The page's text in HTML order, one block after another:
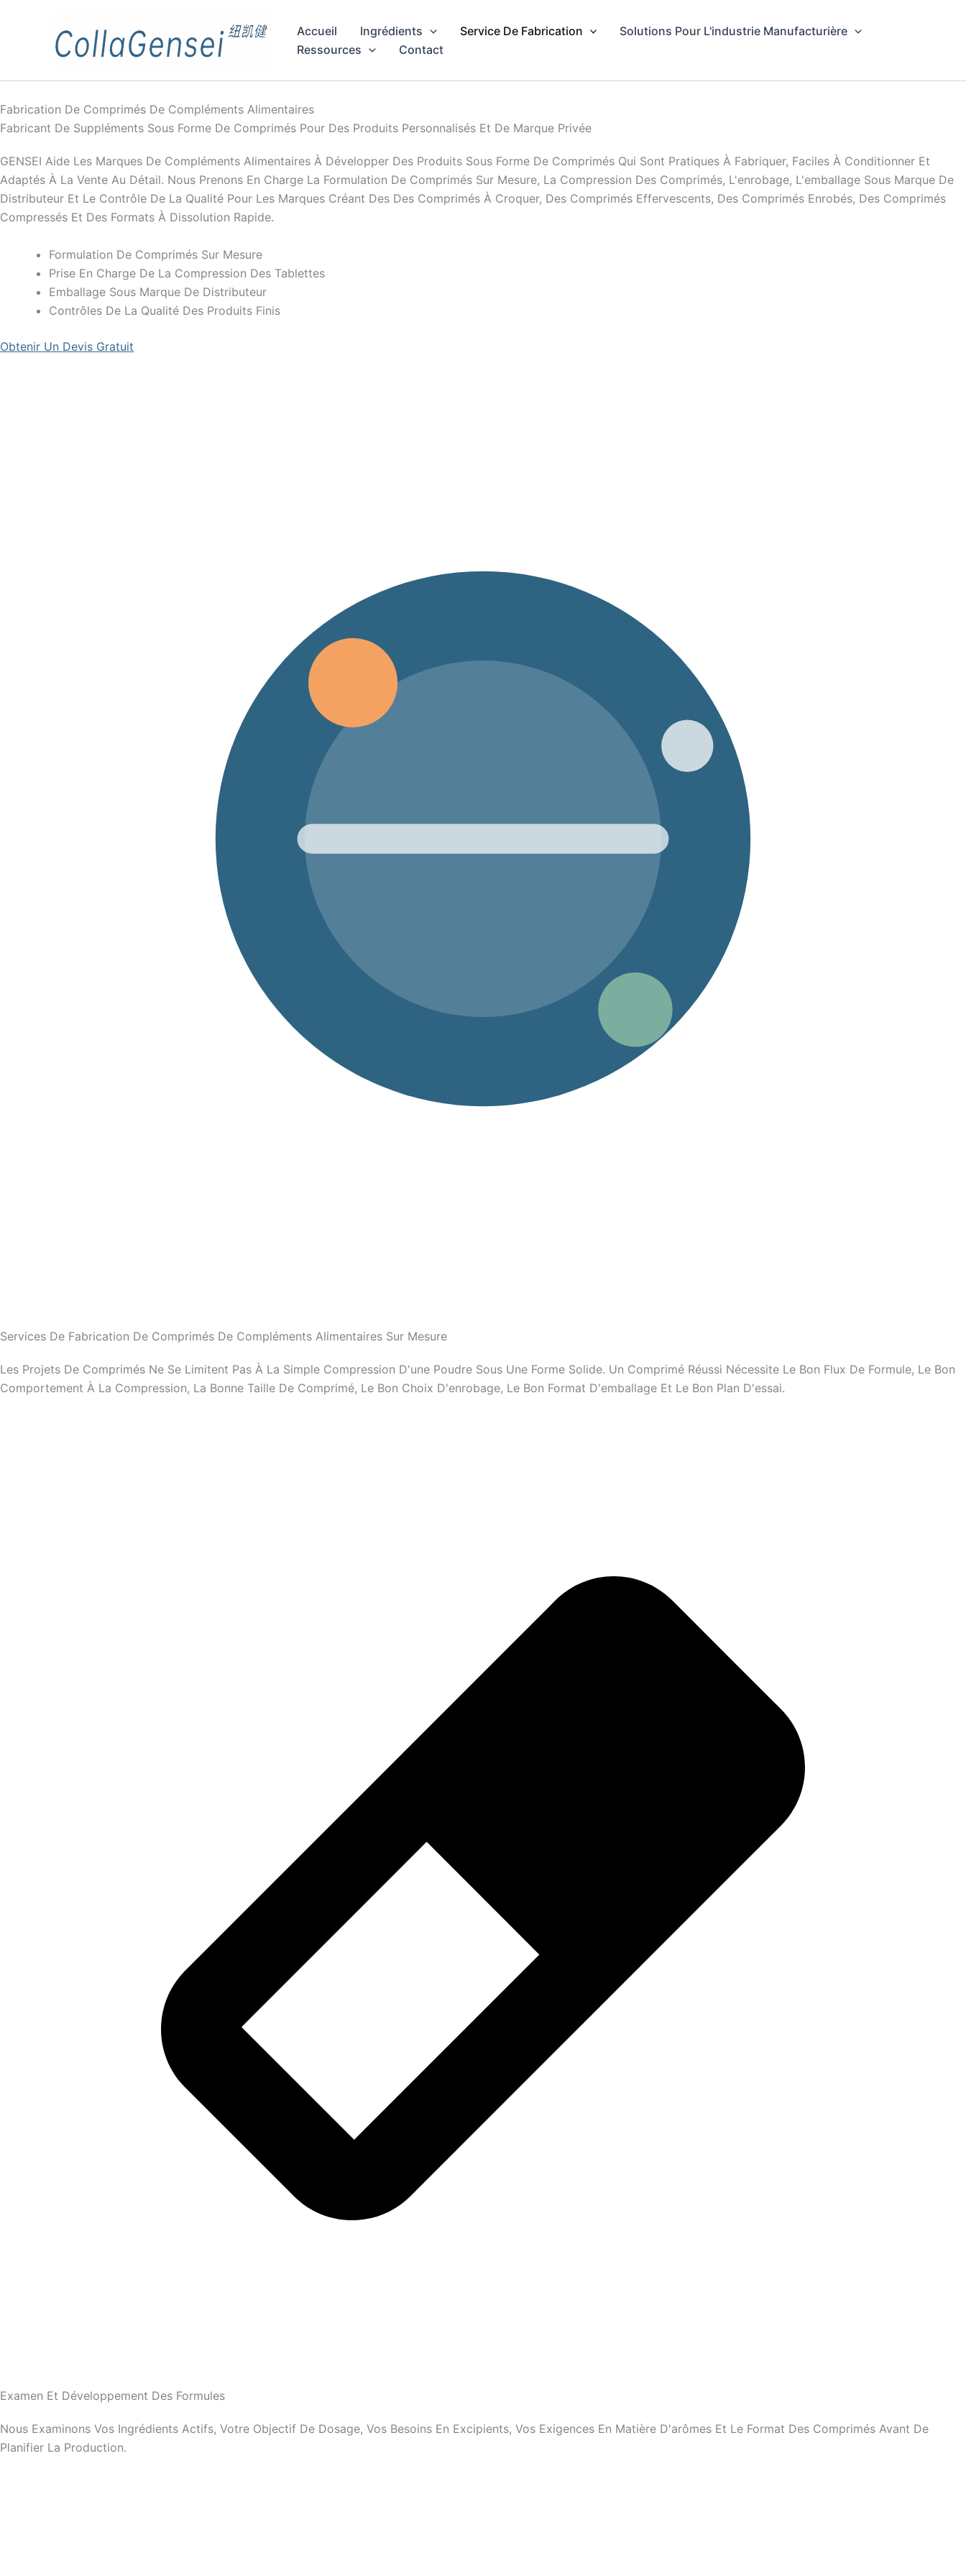
Accueil Ingrédients Service De Fabrication
Solutions Pour L'industrie Manufacturière
Ressources
Contact
Fabrication De Comprimés De Compléments Alimentaires
Fabricant De Suppléments Sous Forme De Comprimés Pour Des Produits Personnalisés Et De Marque Privée
GENSEI Aide Les Marques De Compléments Alimentaires À Développer Des Produits Sous Forme De Comprimés Qui Sont Pratiques À Fabriquer, Faciles À Conditionner Et
Adaptés À La Vente Au Détail. Nous Prenons En Charge La Formulation De Comprimés Sur Mesure, La Compression Des Comprimés, L'enrobage, L'emballage Sous Marque De
Distributeur Et Le Contrôle De La Qualité Pour Les Marques Créant Des Des Comprimés À Croquer, Des Comprimés Effervescents, Des Comprimés Enrobés, Des Comprimés
Compressés Et Des Formats À Dissolution Rapide.
Formulation De Comprimés Sur Mesure
Prise En Charge De La Compression Des Tablettes
Emballage Sous Marque De Distributeur
Contrôles De La Qualité Des Produits Finis
Obtenir Un Devis Gratuit
Services De Fabrication De Comprimés De Compléments Alimentaires Sur Mesure
Les Projets De Comprimés Ne Se Limitent Pas À La Simple Compression D'une Poudre Sous Une Forme Solide. Un Comprimé Réussi Nécessite Le Bon Flux De Formule, Le Bon
Comportement À La Compression, La Bonne Taille De Comprimé, Le Bon Choix D'enrobage, Le Bon Format D'emballage Et Le Bon Plan D'essai.
Examen Et Développement Des Formules
Nous Examinons Vos Ingrédients Actifs, Votre Objectif De Dosage, Vos Besoins En Excipients, Vos Exigences En Matière D'arômes Et Le Format Des Comprimés Avant De
Planifier La Production.